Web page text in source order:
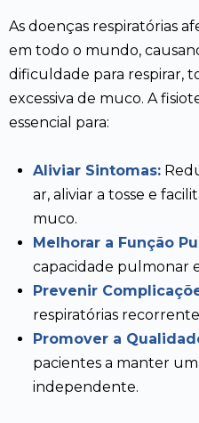
As doenças respiratórias
em todo o mundo,
dificuldade para respirar,
excessiva de muco. A
essencial para:
Aliviar Sintomas:
ar, aliviar a tosse e
muco.
Melhorar a Função
capacidade pulmonar
Prevenir
respiratórias
Promover a
pacientes a manter
independente.